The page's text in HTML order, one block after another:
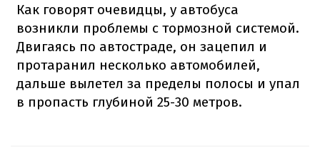
Как говорят очевидцы, у автобуса
возникли проблемы с тормозной системой.
Двигаясь по автостраде, он зацепил и
протаранил несколько автомобилей,
дальше вылетел за пределы полосы и упал
в пропасть глубиной 25-30 метров.